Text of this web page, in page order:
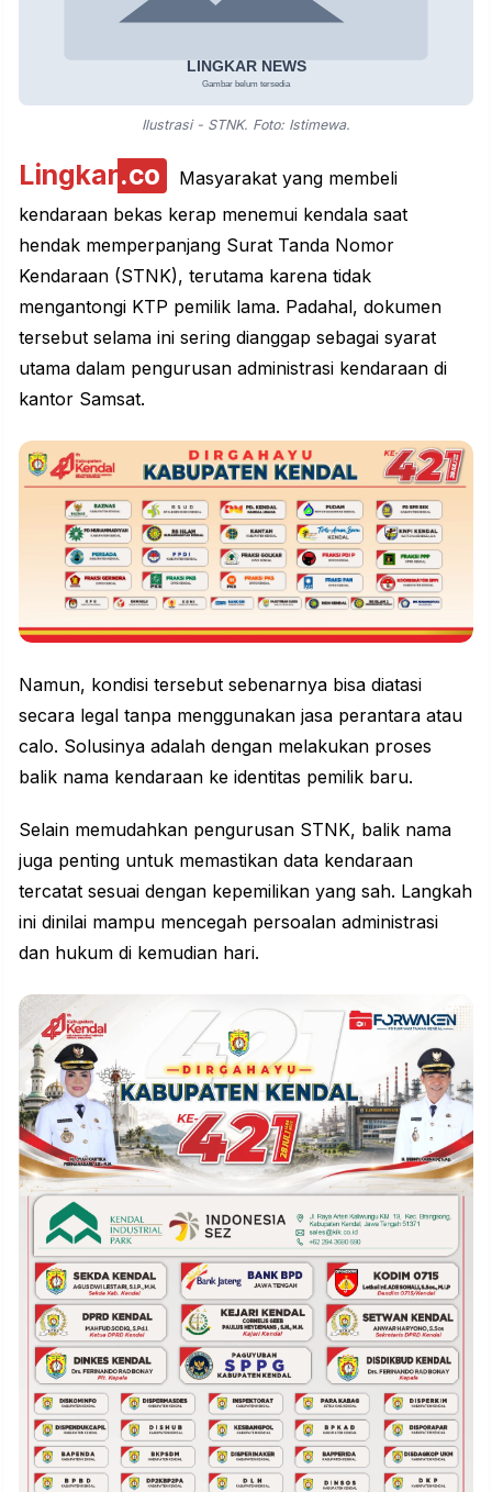
Ilustrasi - STNK. Foto: Istimewa.
Lingkar.co
Masyarakat yang membeli
kendaraan bekas kerap menemui kendala saat
hendak memperpanjang Surat Tanda Nomor
Kendaraan (STNK), terutama karena tidak
mengantongi KTP pemilik lama. Padahal, dokumen
tersebut selama ini sering dianggap sebagai syarat
utama dalam pengurusan administrasi kendaraan di
kantor Samsat.
Namun, kondisi tersebut sebenarnya bisa diatasi
secara legal tanpa menggunakan jasa perantara atau
calo. Solusinya adalah dengan melakukan proses
balik nama kendaraan ke identitas pemilik baru.
Selain memudahkan pengurusan STNK, balik nama
juga penting untuk memastikan data kendaraan
tercatat sesuai dengan kepemilikan yang sah. Langkah
ini dinilai mampu mencegah persoalan administrasi
dan hukum di kemudian hari.